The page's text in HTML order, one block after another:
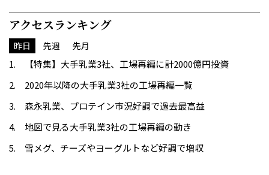
アクセスランキング
昨日 先週 先月
【特集】大手乳業3社、工場再編に計2000億円投資
2020年以降の大手乳業3社の工場再編一覧
森永乳業、プロテイン市況好調で過去最高益
地図で見る大手乳業3社の工場再編の動き
雪メグ、チーズやヨーグルトなど好調で増収